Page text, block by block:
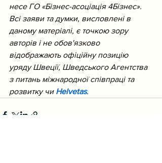
несе ГО «Бізнес-асоціація 4Бізнес».
Всі заяви та думки, висловлені в
даному матеріалі, є точкою зору
авторів і не обов'язково
відображають офіційну позицію
уряду Швеції, Шведського Агентства
з питань міжнародної співпраці та
розвитку чи Helvetas.